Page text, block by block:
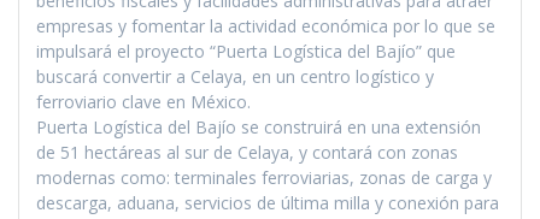
empresas y fomentar la actividad económica por lo que se
impulsará el proyecto “Puerta Logística del Bajío” que
buscará convertir a Celaya, en un centro logístico y
ferroviario clave en México.
Puerta Logística del Bajío se construirá en una extensión
de 51 hectáreas al sur de Celaya, y contará con zonas
modernas como: terminales ferroviarias, zonas de carga y
descarga, aduana, servicios de última milla y conexión para